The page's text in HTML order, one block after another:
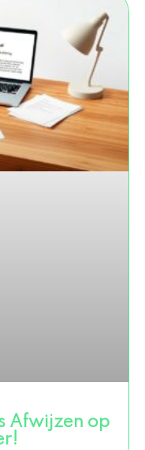
Afwijzen op